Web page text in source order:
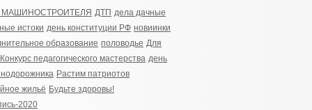
МАШИНОСТРОИТЕЛЯ ДТП дела дачные
истоки день конституции РФ новиинки
образование половодье Для
Конкурс педагогического мастерства день
Растим патриотов
жильё Будьте здоровы!
2020